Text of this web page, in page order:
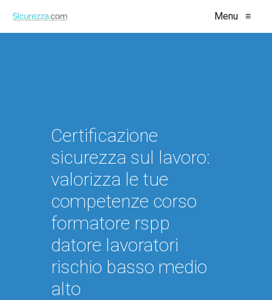
Menu ≡
Certificazione
sicurezza sul lavoro:
valorizza le tue
competenze corso
formatore rspp
datore lavoratori
rischio basso medio
alto